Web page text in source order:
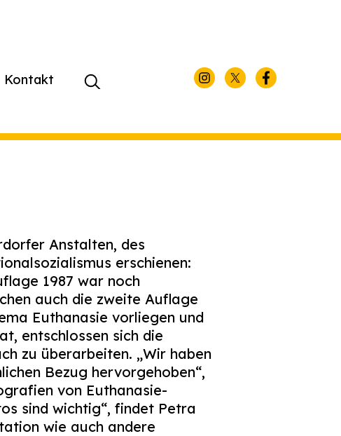
KontaktSuchen
Anstalten, des
erschienen:
1987 war noch
auch die zweite Auflage
Euthanasie vorliegen und
entschlossen sich die
zu überarbeiten. „Wir haben
Bezug hervorgehoben“,
von Euthanasie-
sind wichtig“, findet Petra
wie auch andere